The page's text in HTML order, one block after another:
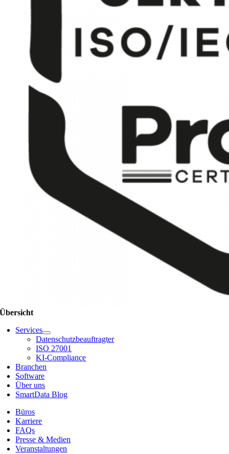
Übersicht
Services
Datenschutzbeauftragter
ISO 27001
KI-Compliance
Branchen
Software
Über uns
SmartData Blog
Büros
Karriere
FAQs
Presse & Medien
Veranstaltungen